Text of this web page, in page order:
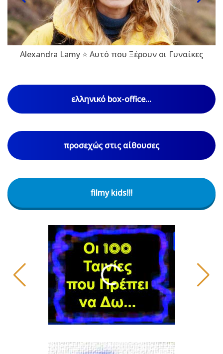
Alexandra Lamy ⭐ Αυτό που Ξέρουν οι Γυναίκες
ελληνικό box-office...
προσεχώς στις αίθουσες
filmy kids!!!